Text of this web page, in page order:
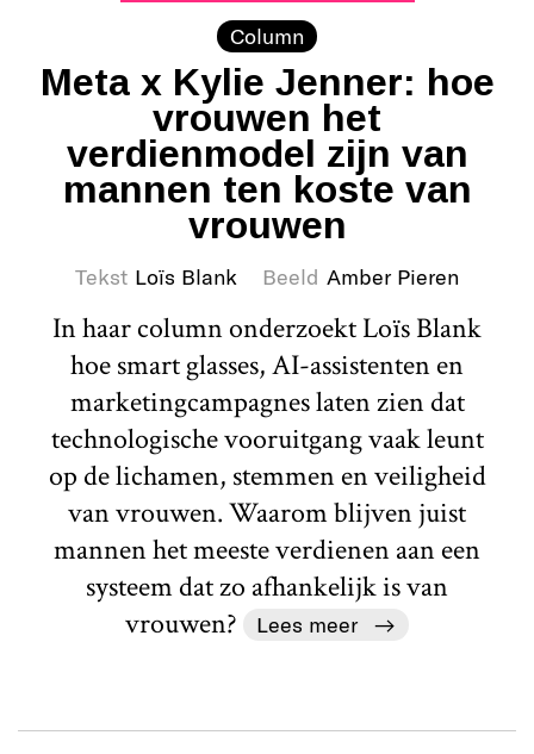
Column
Meta x Kylie Jenner: hoe
vrouwen het
verdienmodel zijn van
mannen ten koste van
vrouwen
Tekst Loïs Blank Beeld Amber Pieren
In haar column onderzoekt Loïs Blank
hoe smart glasses, AI-assistenten en
marketingcampagnes laten zien dat
technologische vooruitgang vaak leunt
op de lichamen, stemmen en veiligheid
van vrouwen. Waarom blijven juist
mannen het meeste verdienen aan een
systeem dat zo afhankelijk is van
vrouwen?
Lees meer